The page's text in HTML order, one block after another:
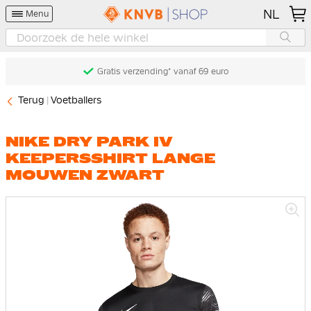
Menu NL
Gratis verzending* vanaf 69 euro
Terug Voetballers
NIKE DRY PARK IV
KEEPERSSHIRT LANGE
MOUWEN ZWART